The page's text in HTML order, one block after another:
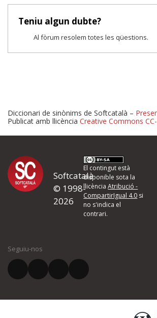
Teniu algun dubte?
Al fòrum resolem totes les qüestions.
Proposeu-nos
d'errors
Si heu trobat un error o voleu proposar
quina és la millora que proposeu o l'error
El vostre correu electrònic *
Diccionari de sinònims de Softcatalà –
Publicat amb llicència Creative Commons
Softcatalà
© 1998-
2026
El contingut està
disponible sota la
llicènciaAtribució -
CompartirIgual 4.0 si
no s'indica el
contrari.
Seguiu-nos